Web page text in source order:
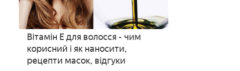
Вітамін Е для волосся - чим
корисний і як наносити,
рецепти масок, відгуки